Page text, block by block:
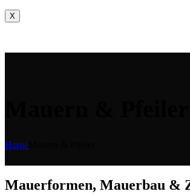
X
Home
Mauerformen, Mauerbau &